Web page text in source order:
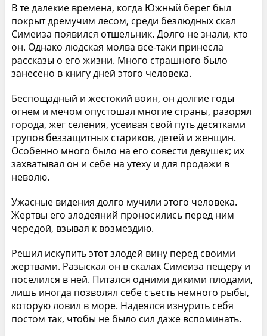
В те далекие времена, когда Южный берег был
покрыт дремучим лесом, среди безлюдных скал
Симеиза появился отшельник. Долго не знали, кто
он. Однако людская молва все-таки принесла
рассказы о его жизни. Много страшного было
занесено в книгу дней этого человека.
Беспощадный и жестокий воин, он долгие годы
огнем и мечом опустошал многие страны, разорял
города, жег селения, усеивая свой путь десятками
трупов беззащитных стариков, детей и женщин.
Особенно много было на его совести девушек; их
захватывал он и себе на утеху и для продажи в
неволю.
Ужасные видения долго мучили этого человека.
Жертвы его злодеяний проносились перед ним
чередой, взывая к возмездию.
Решил искупить этот злодей вину перед своими
жертвами. Разыскал он в скалах Симеиза пещеру и
поселился в ней. Питался одними дикими плодами,
лишь иногда позволял себе съесть немного рыбы,
которую ловил в море. Надеялся изнурить себя
постом так, чтобы не было сил даже вспоминать.